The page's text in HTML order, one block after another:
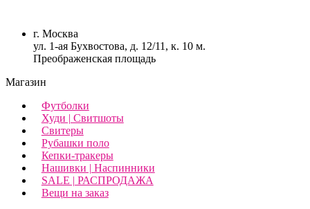
г. Москва
ул. 1-ая Бухвостова, д. 12/11, к. 10 м.
Преображенская площадь
Магазин
Футболки
Худи | Свитшоты
Свитеры
Рубашки поло
Кепки-тракеры
Нашивки | Наспинники
SALE | РАСПРОДАЖА
Вещи на заказ